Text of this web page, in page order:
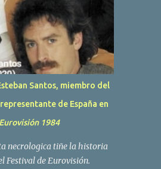
Santos, miembro del
de España en
1984
necrologica tiñe la historia
Festival de Eurovisión.